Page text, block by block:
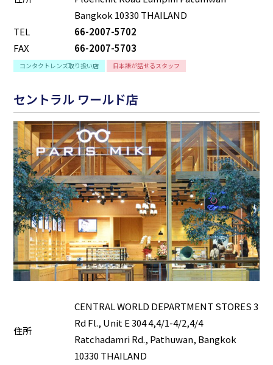
Bangkok 10330 THAILAND
TEL
66-2007-5702
FAX
66-2007-5703
コンタクトレンズ取り扱い店 日本語が話せるスタッフ
セントラル ワールド店
住所
CENTRAL WORLD DEPARTMENT STORES 3
Rd Fl., Unit E 304 4,4/1-4/2,4/4
Ratchadamri Rd., Pathuwan, Bangkok
10330 THAILAND